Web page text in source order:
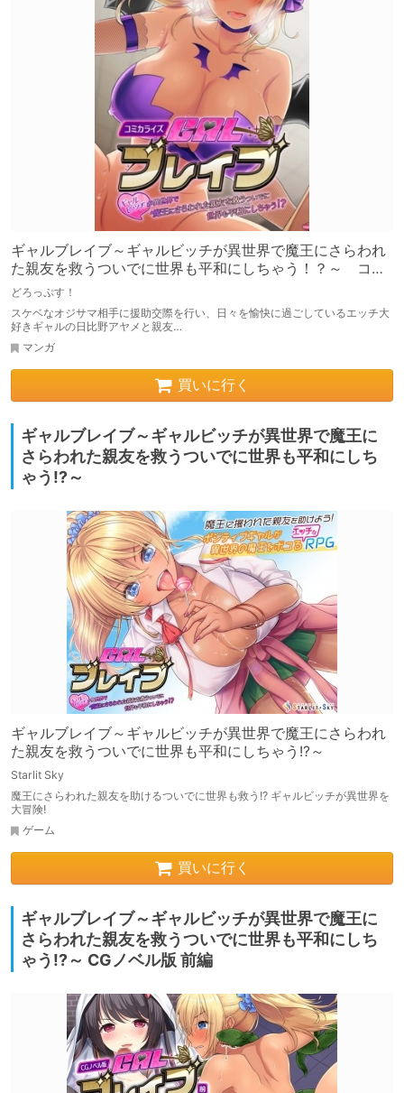
ギャルブレイブ～ギャルビッチが異世界で魔王にさらわれ
た親友を救うついでに世界も平和にしちゃう！？～ コミ
カライズ モザイク版
どろっぷす！
スケベなオジサマ相手に援助交際を行い、日々を愉快に過ごしているエッチ大
好きギャルの日比野アヤメと親友…
マンガ
買いに行く
ギャルブレイブ～ギャルビッチが異世界で魔王に
さらわれた親友を救うついでに世界も平和にしち
ゃう!?～
ギャルブレイブ～ギャルビッチが異世界で魔王にさらわれ
た親友を救うついでに世界も平和にしちゃう!?～
Starlit Sky
魔王にさらわれた親友を助けるついでに世界も救う!? ギャルビッチが異世界を
大冒険!
ゲーム
買いに行く
ギャルブレイブ～ギャルビッチが異世界で魔王に
さらわれた親友を救うついでに世界も平和にしち
ゃう!?～ CGノベル版 前編